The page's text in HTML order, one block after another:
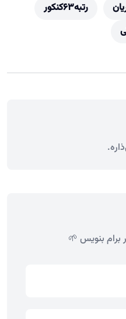
رتبه63کنکور
برام بنویس 🌱